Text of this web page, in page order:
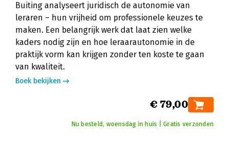
Buiting analyseert juridisch de autonomie van
leraren – hun vrijheid om professionele keuzes te
maken. Een belangrijk werk dat laat zien welke
kaders nodig zijn en hoe leraarautonomie in de
praktijk vorm kan krijgen zonder ten koste te gaan
van kwaliteit.
Boek bekijken
€ 79,00
Nu besteld, woensdag in huis | Gratis verzonden